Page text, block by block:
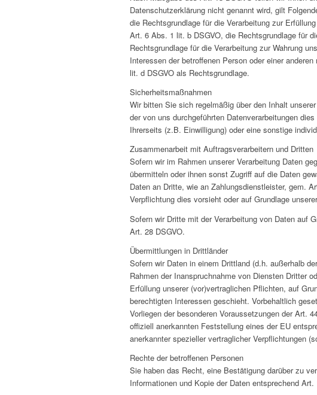
Datenschutzerklärung nicht genannt wird, gilt
die Rechtsgrundlage für die Verarbeitung zur
Art. 6 Abs. 1 lit. b DSGVO, die Rechtsgrundlage für
Rechtsgrundlage für die Verarbeitung zur Wahrung
Interessen der betroffenen Person oder einer
lit. d DSGVO als Rechtsgrundlage.
Sicherheitsmaßnahmen
Wir bitten Sie sich regelmäßig über den Inhalt
der von uns durchgeführten Datenverarbeitungen
Ihrerseits (z.B. Einwilligung) oder eine sonstige
Zusammenarbeit mit Auftragsverarbeitern und Dritten
Sofern wir im Rahmen unserer Verarbeitung Daten
übermitteln oder ihnen sonst Zugriff auf die Daten
Daten an Dritte, wie an Zahlungsdienstleister, gem.
Verpflichtung dies vorsieht oder auf Grundlage
Sofern wir Dritte mit der Verarbeitung von Daten auf
Art. 28 DSGVO.
Übermittlungen in Drittländer
Sofern wir Daten in einem Drittland (d.h. außerhalb
Rahmen der Inanspruchnahme von Diensten Dritter
Erfüllung unserer (vor)vertraglichen Pflichten, auf
berechtigten Interessen geschieht. Vorbehaltlich
Vorliegen der besonderen Voraussetzungen der Art.
offiziell anerkannten Feststellung eines der EU
anerkannter spezieller vertraglicher Verpflichtungen
Rechte der betroffenen Personen
Sie haben das Recht, eine Bestätigung darüber zu
Informationen und Kopie der Daten entsprechend Art.